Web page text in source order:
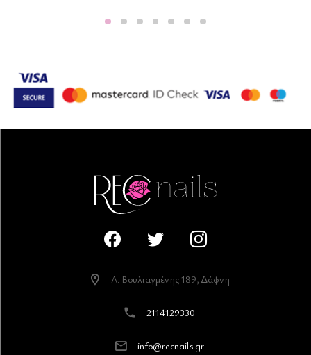
Λ. Βουλιαγµένης 189, ∆άφνη
2114129330
info@recnails.gr